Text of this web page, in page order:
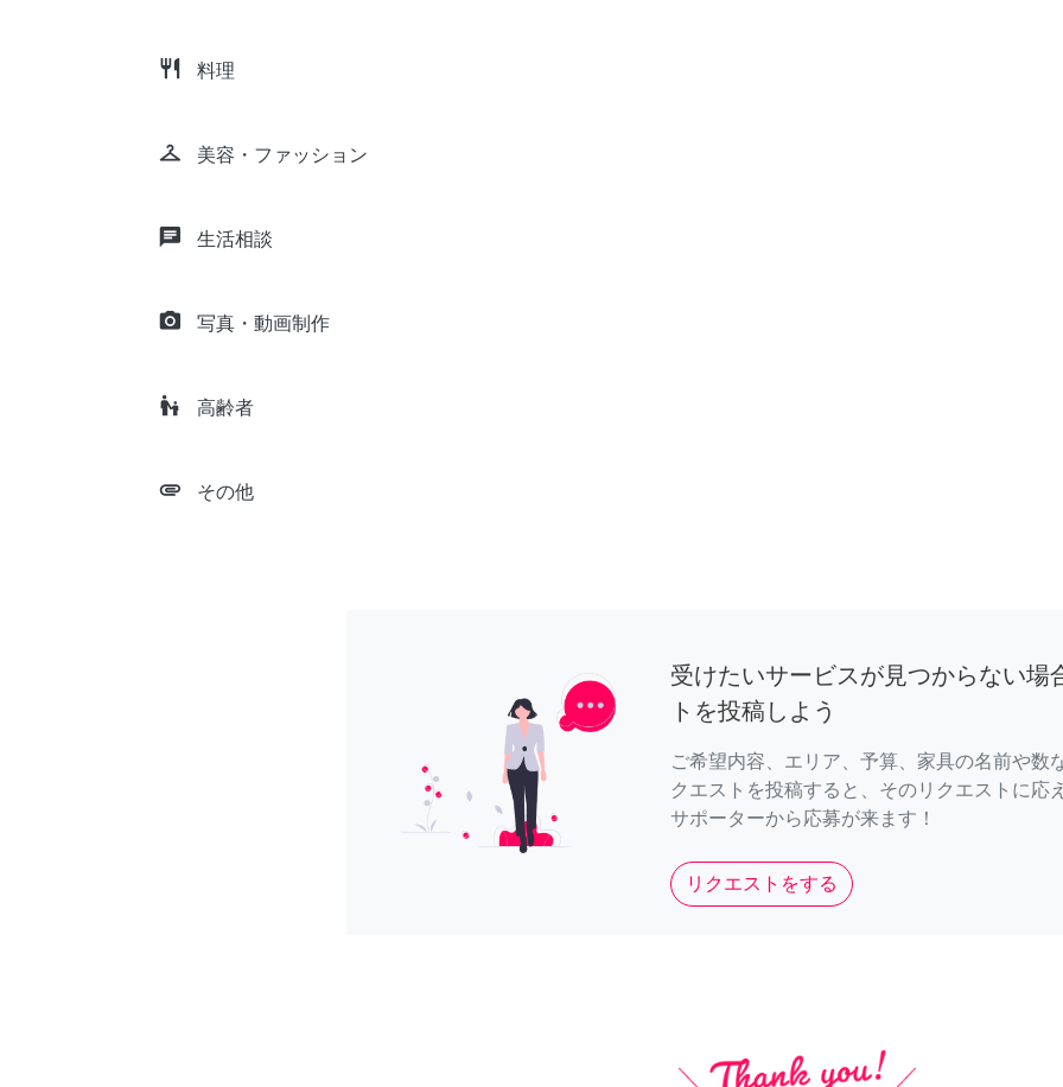
restaurant 料理
checkroom 美容・ファッション
chat 生活相談
camera_alt 写真・動画制作
escalator_warning 高齢者
attachment その他
受けたいサービスが見つからない場
トを投稿しよう
ご希望内容、エリア、予算、家具の名前や数
クエストを投稿すると、そのリクエストに応
サポーターから応募が来ます！
リクエストをする